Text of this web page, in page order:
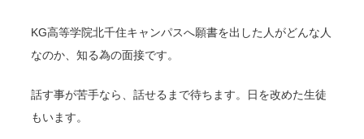
KG高等学院北千住キャンパスへ願書を出した人がどんな人
なのか、知る為の面接です。
話す事が苦手なら、話せるまで待ちます。日を改めた生徒
もいます。